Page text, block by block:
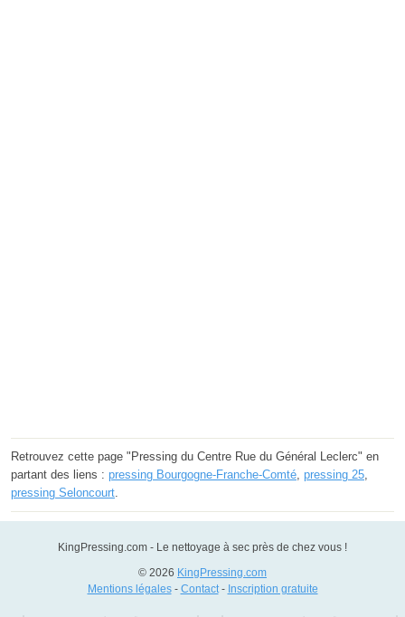
Retrouvez cette page "Pressing du Centre Rue du Général Leclerc" en
partant des liens : pressing Bourgogne-Franche-Comté, pressing 25,
pressing Seloncourt.
KingPressing.com - Le nettoyage à sec près de chez vous !
© 2026 KingPressing.com
Mentions légales- Contact- Inscription gratuite